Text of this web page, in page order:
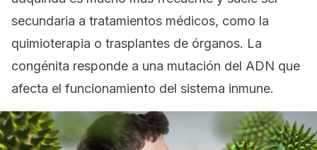
secundaria a tratamientos médicos, como la
quimioterapia o trasplantes de órganos. La
congénita responde a una mutación del ADN que
afecta el funcionamiento del sistema inmune.